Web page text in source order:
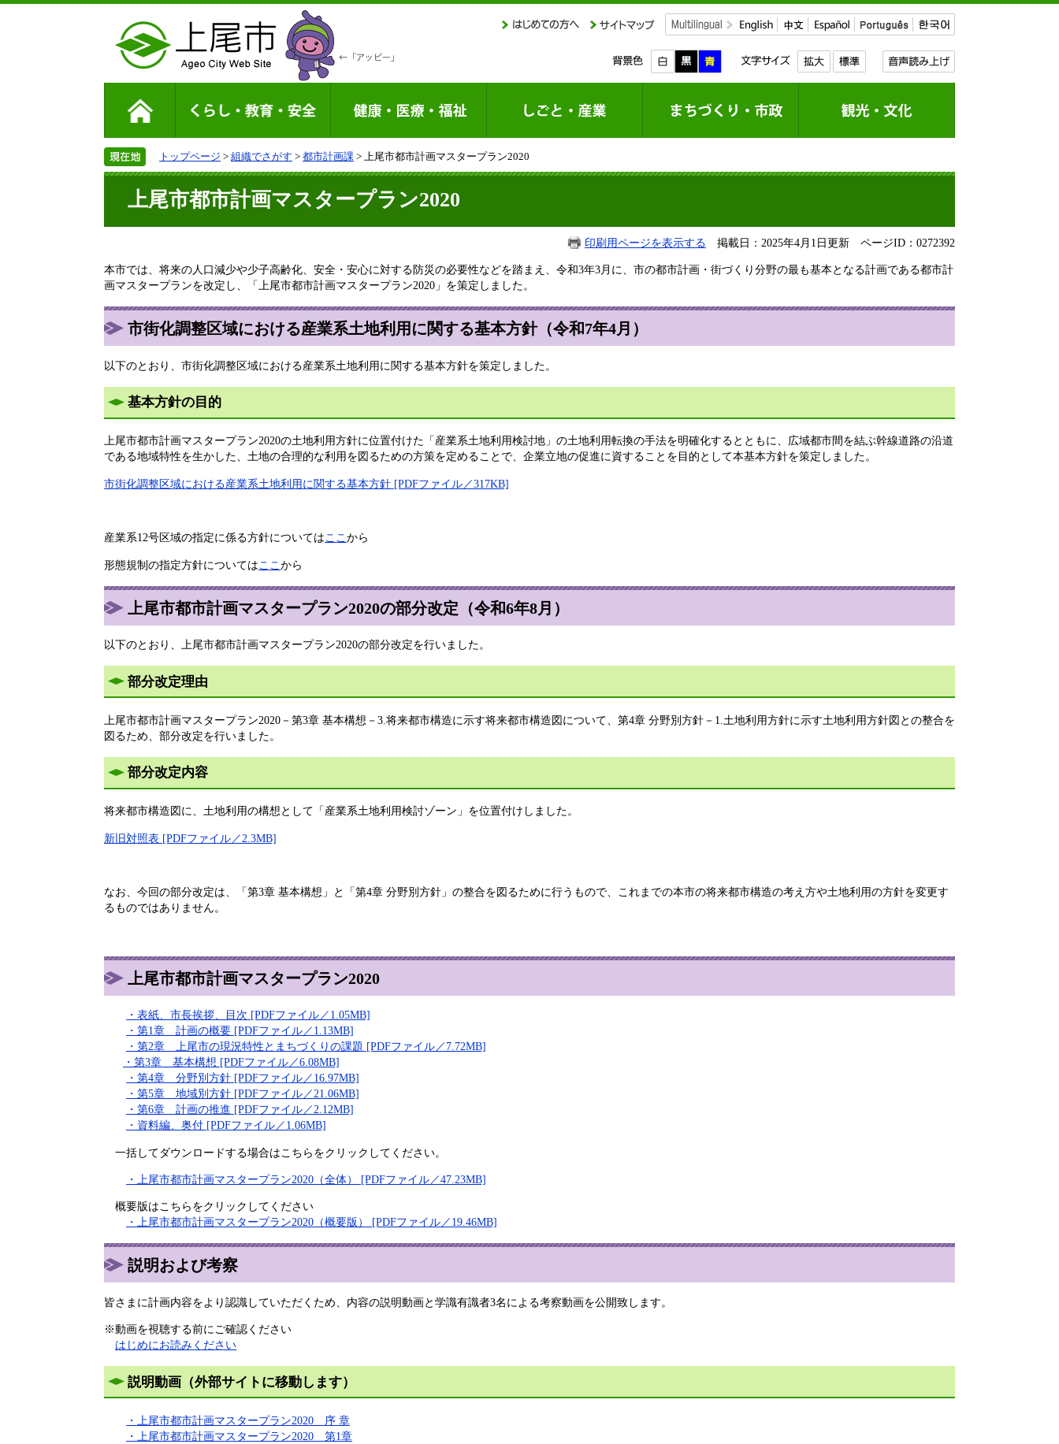
トップページ > 組織でさがす > 都市計画課 > 上尾市都市計画マスタープラン2020
上尾市都市計画マスタープラン2020
印刷用ページを表示する 掲載日：2025年4月1日更新 ページID：0272392
本市では、将来の人口減少や少子高齢化、安全・安心に対する防災の必要性などを踏まえ、令和3年3月に、市の都市計画・街づくり分野の最も基本となる計画である都市計
画マスタープランを改定し、「上尾市都市計画マスタープラン2020」を策定しました。
市街化調整区域における産業系土地利用に関する基本方針（令和7年4月）
以下のとおり、市街化調整区域における産業系土地利用に関する基本方針を策定しました。
基本方針の目的
上尾市都市計画マスタープラン2020の土地利用方針に位置付けた「産業系土地利用検討地」の土地利用転換の手法を明確化するとともに、広域都市間を結ぶ幹線道路の沿道
である地域特性を生かした、土地の合理的な利用を図るための方策を定めることで、企業立地の促進に資することを目的として本基本方針を策定しました。
市街化調整区域における産業系土地利用に関する基本方針 [PDFファイル／317KB]
産業系12号区域の指定に係る方針についてはここから
形態規制の指定方針についてはここ から
上尾市都市計画マスタープラン2020の部分改定（令和6年8月）
以下のとおり、上尾市都市計画マスタープラン2020の部分改定を行いました。
部分改定理由
上尾市都市計画マスタープラン2020－第3章 基本構想－3.将来都市構造に示す将来都市構造図について、第4章 分野別方針－1.土地利用方針に示す土地利用方針図との整合を
図るため、部分改定を行いました。
部分改定内容
将来都市構造図に、土地利用の構想として「産業系土地利用検討ゾーン」を位置付けしました。
新旧対照表 [PDFファイル／2.3MB]
なお、今回の部分改定は、「第3章 基本構想」と「第4章 分野別方針」の整合を図るために行うもので、これまでの本市の将来都市構造の考え方や土地利用の方針を変更す
るものではありません。
上尾市都市計画マスタープラン2020
・表紙、市長挨拶、目次 [PDFファイル／1.05MB]
・第1章 計画の概要 [PDFファイル／1.13MB]
・第2章 上尾市の現況特性とまちづくりの課題 [PDFファイル／7.72MB]
・第3章 基本構想 [PDFファイル／6.08MB]
・第4章 分野別方針 [PDFファイル／16.97MB]
・第5章 地域別方針 [PDFファイル／21.06MB]
・第6章 計画の推進 [PDFファイル／2.12MB]
・資料編、奥付 [PDFファイル／1.06MB]
一括してダウンロードする場合はこちらをクリックしてください。
・上尾市都市計画マスタープラン2020（全体） [PDFファイル／47.23MB]
概要版はこちらをクリックしてください
・上尾市都市計画マスタープラン2020（概要版） [PDFファイル／19.46MB]
説明および考察
皆さまに計画内容をより認識していただくため、内容の説明動画と学識有識者3名による考察動画を公開致します。
※動画を視聴する前にご確認ください
はじめにお読みください
説明動画（外部サイトに移動します）
・上尾市都市計画マスタープラン2020 序 章
・上尾市都市計画マスタープラン2020 第1章